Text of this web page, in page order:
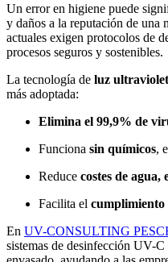
Un error en higiene puede
y daños a la reputación de una
actuales exigen protocolos de
procesos seguros y sostenibles.
La tecnología de luz
más adoptada:
Elimina el 99,9% de
Funciona sin químicos,
Reduce costes de agua,
Facilita el cumplimiento
En UV-CONSULTING
sistemas de desinfección UV-